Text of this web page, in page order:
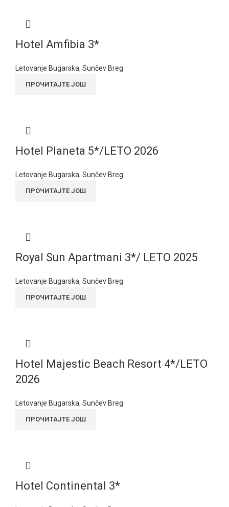
Hotel Amfibia 3*
Letovanje Bugarska, Sunčev Breg
ПРОЧИТАЈТЕ ЈОШ
Hotel Planeta 5*/LETO 2026
Letovanje Bugarska, Sunčev Breg
ПРОЧИТАЈТЕ ЈОШ
Royal Sun Apartmani 3*/ LETO 2025
Letovanje Bugarska, Sunčev Breg
ПРОЧИТАЈТЕ ЈОШ
Hotel Majestic Beach Resort 4*/LETO
2026
Letovanje Bugarska, Sunčev Breg
ПРОЧИТАЈТЕ ЈОШ
Hotel Continental 3*